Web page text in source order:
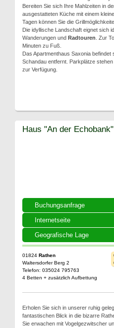
Bereiten Sie sich Ihre Mahlzeiten in
ausgestatteten Küche mit einem
Tagen können Sie die
Die idyllische Landschaft eignet sich
Wanderungen und Radtouren . Zur
Minuten zu Fuß.
Das Apartmenthaus Saxonia
Schandau entfernt. Parkplätze
zur Verfügung.
Buchungsanfrage
Internetseite
Geografische Lage
Haus "An der
01824 Rathen
Waltersdorfer Berg 2
Telefon: 035024 795763
4 Betten + zusätzlich Aufbettung
Erholen Sie sich in unserer ruhig
fantastischen Blick in die bizarre
Sie erwachen mit Vogelgezwitscher